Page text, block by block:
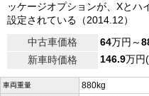
ッケージオプションが、Xとハ
設定されている（2014.12）
中古車価格
64万円～
新車時価格
146.9万円
車両重量 880kg